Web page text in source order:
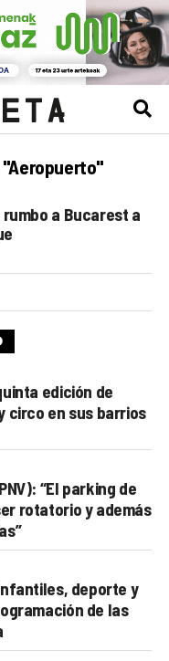
a Bucarest a
edición de
circo en sus barrios
“El parking de
rotatorio y además
deporte y
de las